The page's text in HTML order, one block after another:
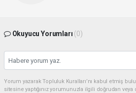
Okuyucu Yorumları (0)
Yorum yazarak Topluluk Kuralları’nı kabul etmiş
sitesine yaptığınız yorumunuzla ilgili doğrudan